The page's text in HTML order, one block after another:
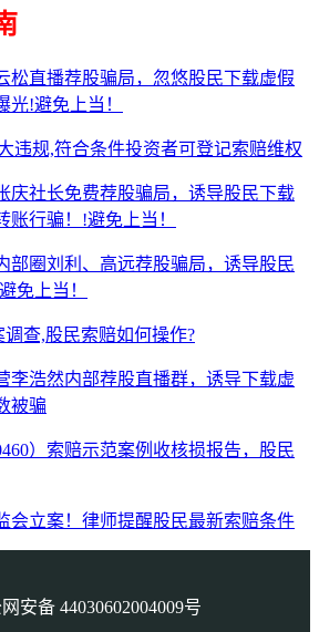
松直播荐股骗局，忽悠股民下载虚假
光!避免上当！
违规,符合条件投资者可登记索赔维权
庆社长免费荐股骗局，诱导股民下载
账行骗！!避免上当！
部圈刘利、高远荐股骗局，诱导股民
免上当！
查,股民索赔如何操作?
李浩然内部荐股直播群，诱导下载虚
被骗
）索赔示范案例收核损报告，股民
会立案！律师提醒股民最新索赔条件
安备 44030602004009号